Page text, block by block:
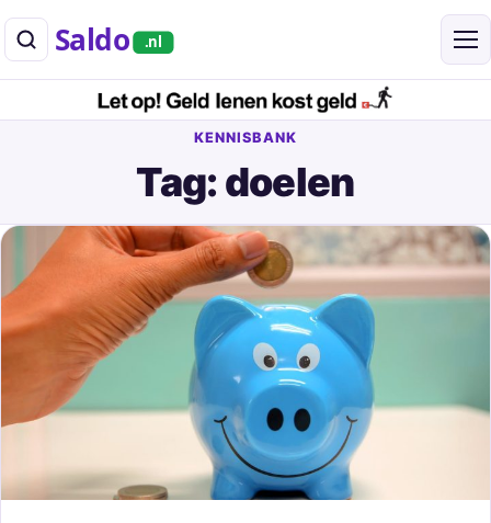
Saldo .nl
KENNISBANK
Tag: doelen